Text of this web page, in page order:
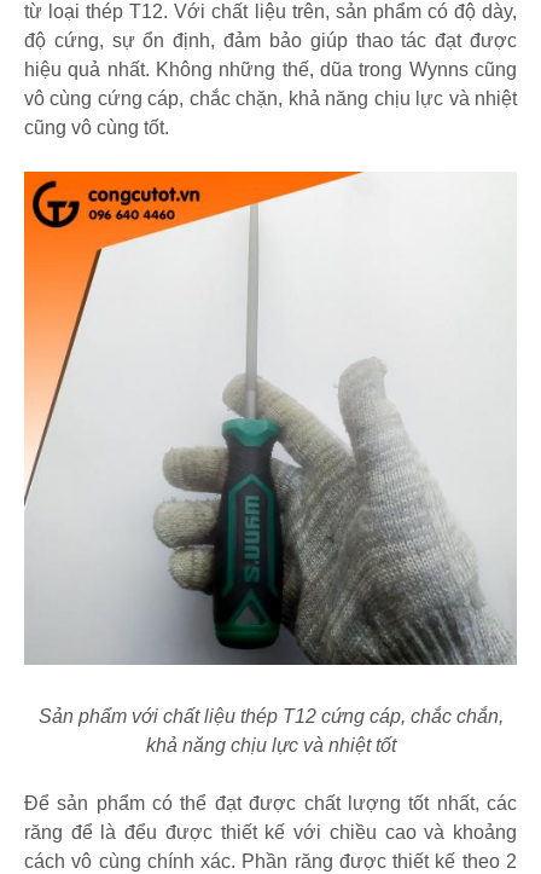
từ loại thép T12. Với chất liệu trên, sản phẩm có độ dày,
độ cứng, sự ổn định, đảm bảo giúp thao tác đạt được
hiệu quả nhất. Không những thế, dũa trong Wynns cũng
vô cùng cứng cáp, chắc chặn, khả năng chịu lực và nhiệt
cũng vô cùng tốt.
Sản phẩm với chất liệu thép T12 cứng cáp, chắc chắn,
khả năng chịu lực và nhiệt tốt
Để sản phẩm có thể đạt được chất lượng tốt nhất, các
răng để là đểu được thiết kế với chiều cao và khoảng
cách vô cùng chính xác. Phần răng được thiết kế theo 2